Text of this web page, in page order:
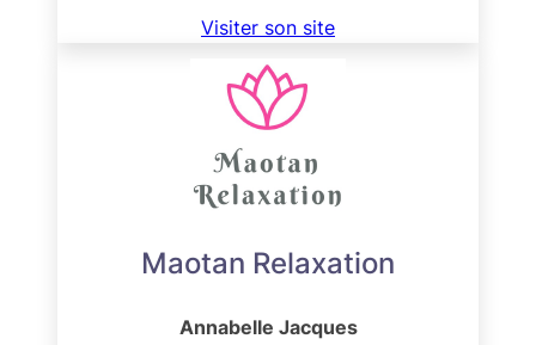
Visiter son site
Maotan Relaxation
Annabelle Jacques